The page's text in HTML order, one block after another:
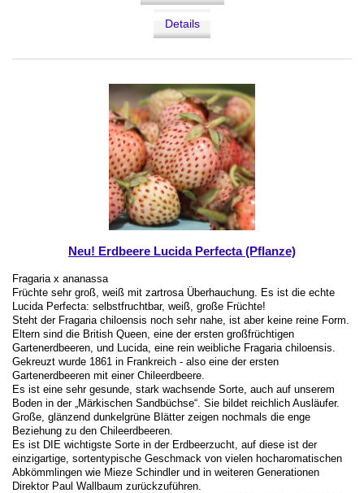
Details
Neu! Erdbeere Lucida Perfecta (Pflanze)
Fragaria x ananassa
Früchte sehr groß, weiß mit zartrosa Überhauchung. Es ist die echte
Lucida Perfecta: selbstfruchtbar, weiß, große Früchte!
Steht der Fragaria chiloensis noch sehr nahe, ist aber keine reine Form.
Eltern sind die British Queen, eine der ersten großfrüchtigen
Gartenerdbeeren, und Lucida, eine rein weibliche Fragaria chiloensis.
Gekreuzt wurde 1861 in Frankreich - also eine der ersten
Gartenerdbeeren mit einer Chileerdbeere.
Es ist eine sehr gesunde, stark wachsende Sorte, auch auf unserem
Boden in der „Märkischen Sandbüchse“. Sie bildet reichlich Ausläufer.
Große, glänzend dunkelgrüne Blätter zeigen nochmals die enge
Beziehung zu den Chileerdbeeren.
Es ist DIE wichtigste Sorte in der Erdbeerzucht, auf diese ist der
einzigartige, sortentypische Geschmack von vielen hocharomatischen
Abkömmlingen wie Mieze Schindler und in weiteren Generationen
Direktor Paul Wallbaum zurückzuführen.